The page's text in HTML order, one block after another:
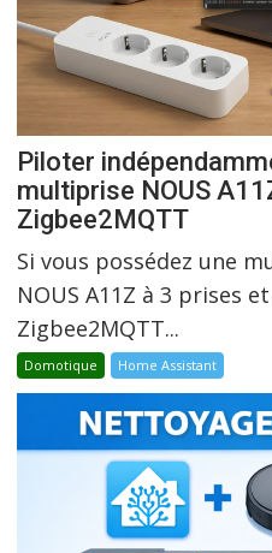
Piloter
multiprise NOUS
Zigbee2MQTT
Si vous possédez une
NOUS A11Z à 3 prises
Zigbee2MQTT...
Domotique Home Assistant